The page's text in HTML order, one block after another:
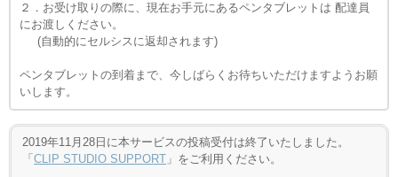
２．お受け取りの際に、現在お手元にあるペンタブレットは 配達員
にお渡しください。
(自動的にセルシスに返却されます)
ペンタブレットの到着まで、今しばらくお待ちいただけますようお願
いします。
2019年11月28日に本サービスの投稿受付は終了いたしました。
「 CLIP STUDIO SUPPORT 」をご利用ください。